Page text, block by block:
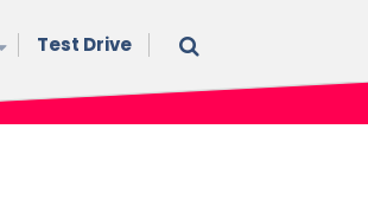
Test Drive